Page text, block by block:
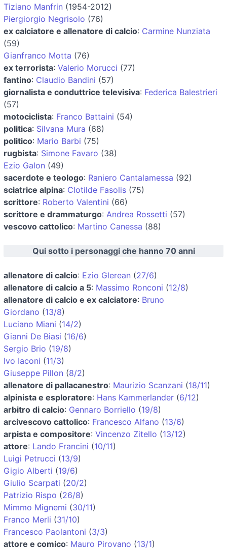
Tiziano Manfrin (1954-2012)
Piergiorgio Negrisolo (76)
ex calciatore e allenatore di calcio: Carmine Nunziata
(59)
Gianfranco Motta (76)
ex terrorista: Valerio Morucci (77)
fantino: Claudio Bandini (57)
giornalista e conduttrice televisiva: Federica Balestrieri
(57)
motociclista: Franco Battaini (54)
politica: Silvana Mura (68)
politico: Mario Barbi (75)
rugbista: Simone Favaro (38)
Ezio Galon (49)
sacerdote e teologo: Raniero Cantalamessa (92)
sciatrice alpina: Clotilde Fasolis (75)
scrittore: Roberto Valentini (66)
scrittore e drammaturgo: Andrea Rossetti (57)
vescovo cattolico: Martino Canessa (88)
Qui sotto i personaggi che hanno 70 anni
allenatore di calcio: Ezio Glerean (27/6)
allenatore di calcio a 5: Massimo Ronconi (12/8)
allenatore di calcio e ex calciatore: Bruno
Giordano (13/8)
Luciano Miani (14/2)
Gianni De Biasi (16/6)
Sergio Brio (19/8)
Ivo Iaconi (11/3)
Giuseppe Pillon (8/2)
allenatore di pallacanestro: Maurizio Scanzani (18/11)
alpinista e esploratore: Hans Kammerlander (6/12)
arbitro di calcio: Gennaro Borriello (19/8)
arcivescovo cattolico: Francesco Alfano (13/6)
arpista e compositore: Vincenzo Zitello (13/12)
attore: Lando Francini (10/11)
Luigi Petrucci (13/9)
Gigio Alberti (19/6)
Giulio Scarpati (20/2)
Patrizio Rispo (26/8)
Mimmo Mignemi (30/11)
Franco Merli (31/10)
Francesco Paolantoni (3/3)
attore e comico: Mauro Pirovano (13/1)